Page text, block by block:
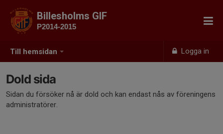
Till hemsidan Logga in
Billesholms GIF
P2014-2015
Dold sida
Sidan du försöker nå är dold och kan endast nås av föreningens
administratörer.